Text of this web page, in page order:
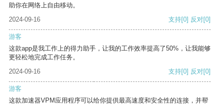
助你在网络上自由移动。
2024-09-16
支持[0] 反对[0]
游客
这款app是我工作上的得力助手，让我的工作效率提高了50%，让我能够
更轻松地完成工作任务。
2024-09-16
支持[0] 反对[0]
游客
这款加速器VPM应用程序可以给你提供最高速度和安全性的连接，并帮